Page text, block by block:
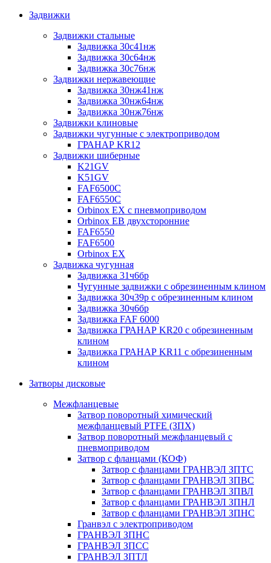
Задвижки
Задвижки стальные
Задвижка 30с41нж
Задвижка 30с64нж
Задвижка 30с76нж
Задвижки нержавеющие
Задвижка 30нж41нж
Задвижка 30нж64нж
Задвижка 30нж76нж
Задвижки клиновые
Задвижки чугунные с электроприводом
ГРАНАР KR12
Задвижки шиберные
K21GV
K51GV
FAF6500C
FAF6550С
Orbinox EX с пневмоприводом
Orbinox EB двухсторонние
FAF6550
FAF6500
Orbinox EX
Задвижка чугунная
Задвижка 31ч6бр
Чугунные задвижки с обрезиненным клином
Задвижка 30ч39р с обрезиненным клином
Задвижка 30ч6бр
Задвижка FAF 6000
Задвижка ГРАНАР KR20 с обрезиненным
клином
Задвижка ГРАНАР KR11 с обрезиненным
клином
Затворы дисковые
Межфланцевые
Затвор поворотный химический
межфланцевый PTFE (ЗПХ)
Затвор поворотный межфланцевый с
пневмоприводом
Затвор с фланцами (КОФ)
Затвор с фланцами ГРАНВЭЛ ЗПТС
Затвор с фланцами ГРАНВЭЛ ЗПВС
Затвор с фланцами ГРАНВЭЛ ЗПВЛ
Затвор с фланцами ГРАНВЭЛ ЗПНЛ
Затвор с фланцами ГРАНВЭЛ ЗПНС
Гранвэл с электроприводом
ГРАНВЭЛ ЗПНС
ГРАНВЭЛ ЗПСС
ГРАНВЭЛ ЗПТЛ